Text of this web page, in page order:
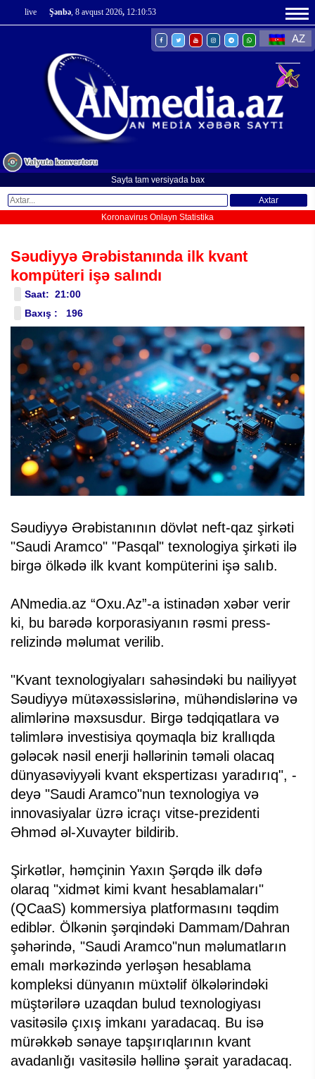
live Şənbə, 8 avqust 2026, 12:10:54
AZ
Sayta tam versiyada bax
Axtar
Koronavirus Onlayn Statistika
Səudiyyə Ərəbistanında ilk kvant
kompüteri işə salındı
Saat: 21:00
Baxış : 196
Səudiyyə Ərəbistanının dövlət neft-qaz şirkəti
"Saudi Aramco" "Pasqal" texnologiya şirkəti ilə
birgə ölkədə ilk kvant kompüterini işə salıb.
ANmedia.az “Oxu.Az”-a istinadən xəbər verir
ki, bu barədə korporasiyanın rəsmi press-
relizində məlumat verilib.
"Kvant texnologiyaları sahəsindəki bu nailiyyət
Səudiyyə mütəxəssislərinə, mühəndislərinə və
alimlərinə məxsusdur. Birgə tədqiqatlara və
təlimlərə investisiya qoymaqla biz krallıqda
gələcək nəsil enerji həllərinin təməli olacaq
dünyasəviyyəli kvant ekspertizası yaradırıq", -
deyə "Saudi Aramco"nun texnologiya və
innovasiyalar üzrə icraçı vitse-prezidenti
Əhməd əl-Xuvayter bildirib.
Şirkətlər, həmçinin Yaxın Şərqdə ilk dəfə
olaraq "xidmət kimi kvant hesablamaları"
(QCaaS) kommersiya platformasını təqdim
ediblər. Ölkənin şərqindəki Dammam/Dahran
şəhərində, "Saudi Aramco"nun məlumatların
emalı mərkəzində yerləşən hesablama
kompleksi dünyanın müxtəlif ölkələrindəki
müştərilərə uzaqdan bulud texnologiyası
vasitəsilə çıxış imkanı yaradacaq. Bu isə
mürəkkəb sənaye tapşırıqlarının kvant
avadanlığı vasitəsilə həllinə şərait yaradacaq.